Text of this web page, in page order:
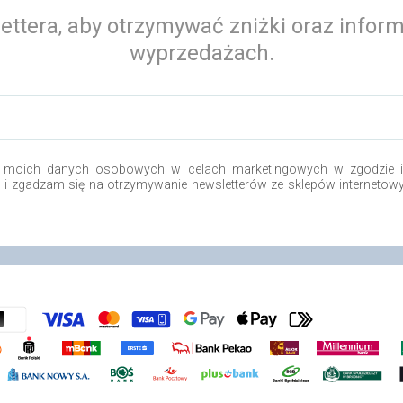
aby otrzymywać zniżki oraz
wyprzedażach.
danych osobowych w celach marketingowych w zgodzie
zgadzam się na otrzymywanie newsletterów ze sklepów